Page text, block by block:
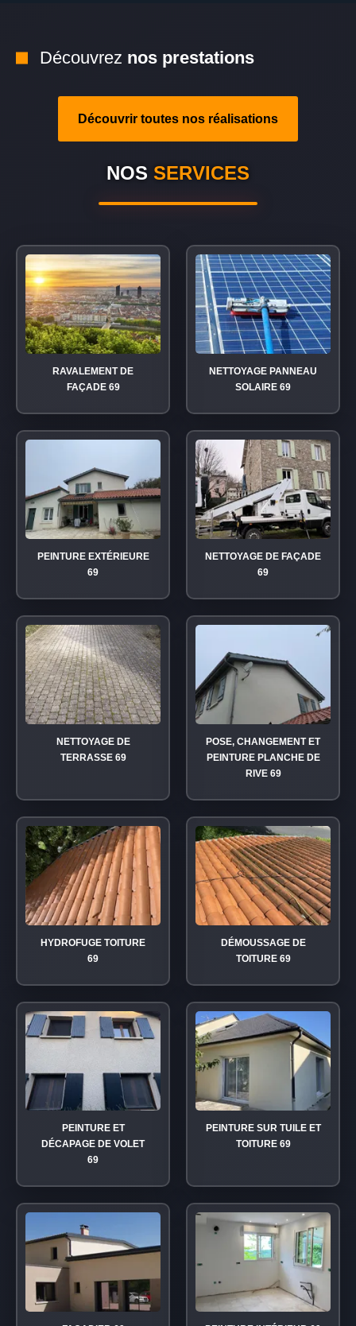
Découvrez nos prestations
Découvrir toutes nos réalisations
NOS SERVICES
RAVALEMENT DE
FAÇADE 69
NETTOYAGE PANNEAU
SOLAIRE 69
PEINTURE EXTÉRIEURE
69
NETTOYAGE DE FAÇADE
69
NETTOYAGE DE
TERRASSE 69
POSE, CHANGEMENT ET
PEINTURE PLANCHE DE
RIVE 69
HYDROFUGE TOITURE
69
DÉMOUSSAGE DE
TOITURE 69
PEINTURE ET
DÉCAPAGE DE VOLET
69
PEINTURE SUR TUILE ET
TOITURE 69